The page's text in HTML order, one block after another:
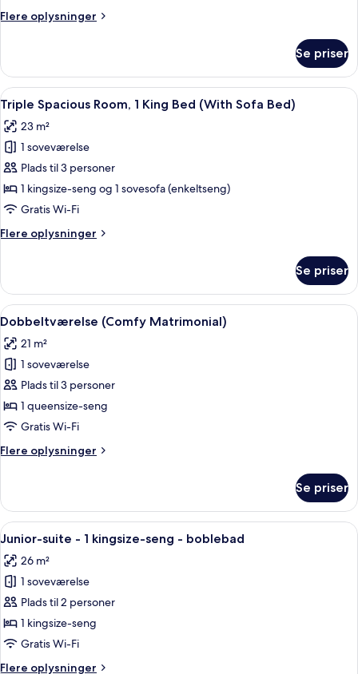
stor
Flere oplysninger
Flere
værelse
1
stor
enkeltseng
(French)
Se priser
Indlæs
alle
billeder
af
Triple
Spacious
Room,
King
Sofa
Bed)
Et hotelværelse med et
6
Triple Spacious Room, 1 King Bed (With Sofa Bed)
23 m²
1 soveværelse
Plads til 3 personer
1 kingsize-seng og 1 sovesofa (enkeltseng)
Gratis Wi-Fi
Flere oplysninger
Flere
Spacious
Room,
1
Bed
(With
Sofa
Bed)
Se priser
Indlæs
alle
billeder
af
Dobbeltværelse
(Comfy
Matrimonial)
Et moderne hotelværelse med en
4
Dobbeltværelse (Comfy Matrimonial)
21 m²
1 soveværelse
Plads til 3 personer
1 queensize-seng
Gratis Wi-Fi
Flere oplysninger
Flere
(Comfy
Matrimonial)
Se priser
Indlæs
alle
billeder
af
Junior-
suite
-
Et hotelværelse med en stor seng,
7
Junior-suite - 1 kingsize-seng - boblebad
26 m²
1 soveværelse
Plads til 2 personer
1 kingsize-seng
Gratis Wi-Fi
Flere oplysninger
Flere